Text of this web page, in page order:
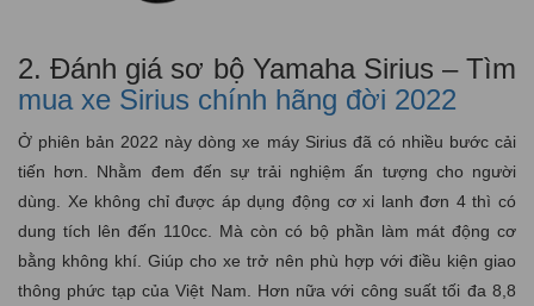
2. Đánh giá sơ bộ Yamaha Sirius – Tìm
mua xe Sirius chính hãng đời 2022
Ở phiên bản 2022 này dòng xe máy Sirius đã có nhiều bước cải
tiến hơn. Nhằm đem đến sự trải nghiệm ấn tượng cho người
dùng. Xe không chỉ được áp dụng động cơ xi lanh đơn 4 thì có
dung tích lên đến 110cc. Mà còn có bộ phần làm mát động cơ
bằng không khí. Giúp cho xe trở nên phù hợp với điều kiện giao
thông phức tạp của Việt Nam. Hơn nữa với công suất tối đa 8,8